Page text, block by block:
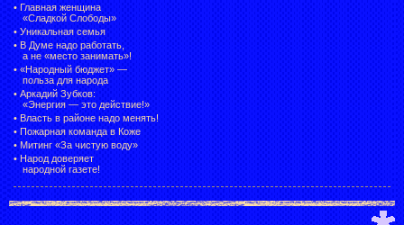
• Главная женщина
«Сладкой Слободы»
• Уникальная семья
• В Думе надо работать,
а не «место занимать»!
• «Народный бюджет» —
польза для народа
• Аркадий Зубков:
«Энергия — это действие!»
• Власть в районе надо менять!
• Пожарная команда в Коже
• Митинг «За чистую воду»
• Народ доверяет
народной газете!